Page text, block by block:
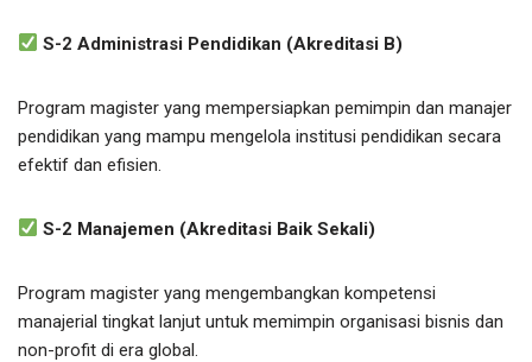
S-2 Administrasi Pendidikan (Akreditasi B)
Program magister yang mempersiapkan pemimpin dan manajer
pendidikan yang mampu mengelola institusi pendidikan secara
efektif dan efisien.
S-2 Manajemen (Akreditasi Baik Sekali)
Program magister yang mengembangkan kompetensi
manajerial tingkat lanjut untuk memimpin organisasi bisnis dan
non-profit di era global.